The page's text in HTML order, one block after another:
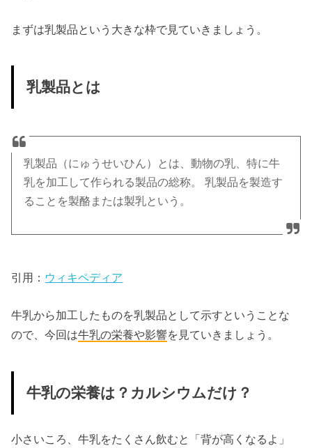
まずは乳製品という大きな枠で見ていきましょう。
乳製品とは
乳製品（にゅうせいひん）とは、動物の乳、特に牛
乳を加工して作られる製品の総称。 乳製品を製造す
ることを製酪または製乳という。
引用： ウィキペディア
牛乳から加工したものを乳製品として示すということな
ので、今回は牛乳の栄養や影響を見ていきましょう。
牛乳の栄養は？カルシウムだけ？
小さいころ、牛乳をたくさん飲むと「背が高くなるよ」